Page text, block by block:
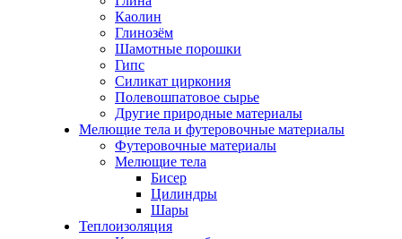
Каолин
Глинозём
Шамотные порошки
Гипс
Силикат циркония
Полевошпатовое сырье
Другие природные материалы
Мелющие тела и футеровочные материалы
Футеровочные материалы
Мелющие тела
Бисер
Цилиндры
Шары
Теплоизоляция